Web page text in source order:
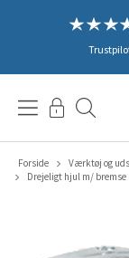
Forside Værktøj og
Drejeligt hjul m/ bremse